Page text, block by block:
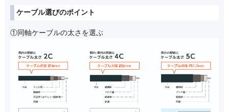
ケーブル選びのポイント
①同軸ケーブルの太さを選ぶ